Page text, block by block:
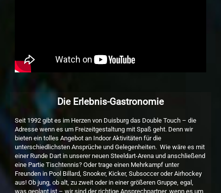
Die Erlebnis-Gastronomie
Seit 1992 gibt es im Herzen von Duisburg das Double Touch – die
Adresse wenn es um Freizeitgestaltung mit Spaß geht. Denn wir
bieten ein tolles Angebot an Indoor Aktivitäten für die
unterschiedlichsten Ansprüche und Gelegenheiten. Wie wäre es mit
einer Runde Dart in unserer neuen Steeldart-Arena und anschließend
eine Partie Tischtennis? Oder trage einen Mehrkampf unter
Freunden in Pool Billard, Snooker, Kicker, Subsoccer oder Airhockey
aus! Ob jung, ob alt, zu zweit oder in einer größeren Gruppe, egal,
was geplant ist – wir sind der richtige Ansprechpartner, wenn es um